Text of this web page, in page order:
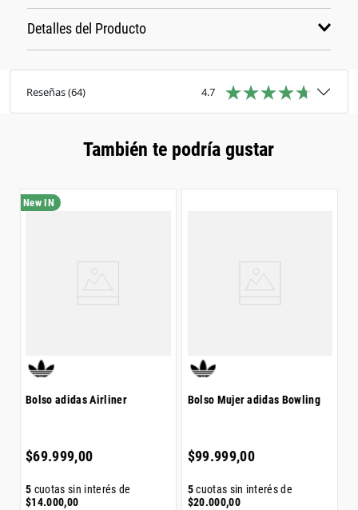
• Dimensiones: 10 cm x 39 cm x 30 cm.
• Capacidad: 17,7 litros.
• 100 % poliuretano.
• Con cierre.
• Color del artículo: Black.
Detalles del Producto
Reseñas(64) 4.7
También te podría gustar
Bolso adidas Airliner
$69.999,00
5 cuotas sin interés de
$14.000,00
Bolso Mujer adidas Bowling
$99.999,00
5cuotas sin interés de
$20.000,00